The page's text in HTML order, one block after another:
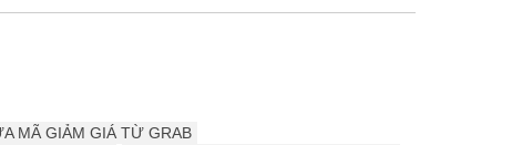
MÃ GIẢM GIÁ TỪ GRAB